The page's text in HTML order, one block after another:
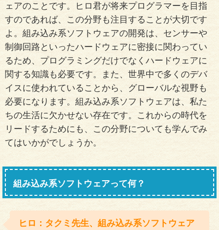
ェアのことです。ヒロ君が将来プログラマーを目指
すのであれば、この分野も注目することが大切です
よ。組み込み系ソフトウェアの開発は、センサーや
制御回路といったハードウェアに密接に関わってい
るため、プログラミングだけでなくハードウェアに
関する知識も必要です。また、世界中で多くのデバ
イスに使われていることから、グローバルな視野も
必要になります。組み込み系ソフトウェアは、私た
ちの生活に欠かせない存在です。これからの時代を
リードするためにも、この分野についても学んでみ
てはいかがでしょうか。
組み込み系ソフトウェアって何？
ヒロ：タクミ先生、組み込み系ソフトウェア